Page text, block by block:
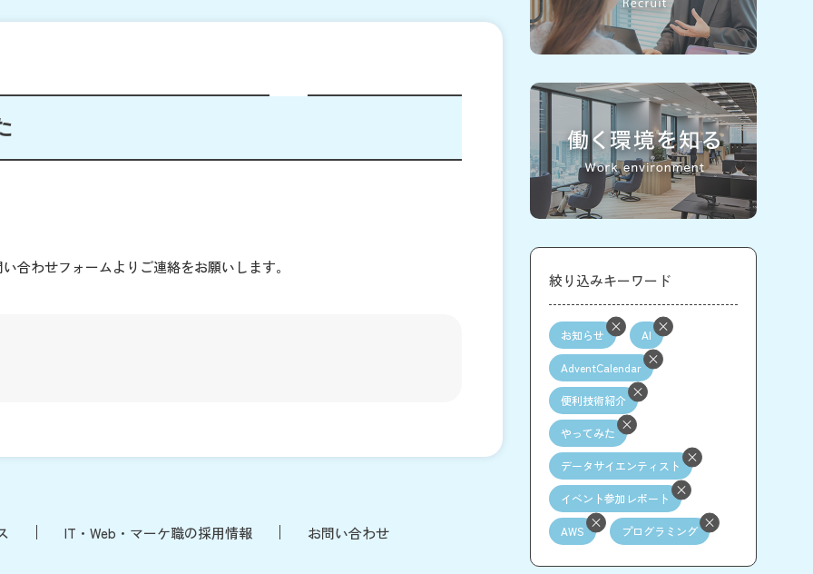
合わせフォームよりご連絡をお願いします。
IT・Web・マーケ職の採用情報 お問い合わせ
絞り込みキーワード
お知らせ AI
AdventCalendar
便利技術紹介
やってみた
データサイエンティスト
イベント参加レポート
AWS プログラミング